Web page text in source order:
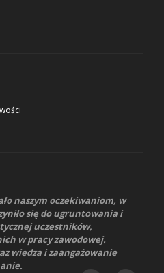
naszym oczekiwaniom, w
się do ugruntowania i
uczestników,
w pracy zawodowej.
wiedza i zaangażowanie